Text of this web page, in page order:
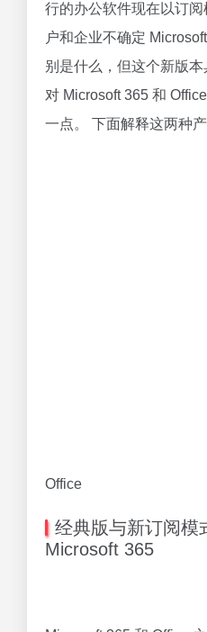
行的办公软件现在以订
户和企业不确定
别是什么，但这个新版
对 Microsoft 365 和
一点。 下面解释这两种产
Office
经典版与新订阅模
Microsoft 365